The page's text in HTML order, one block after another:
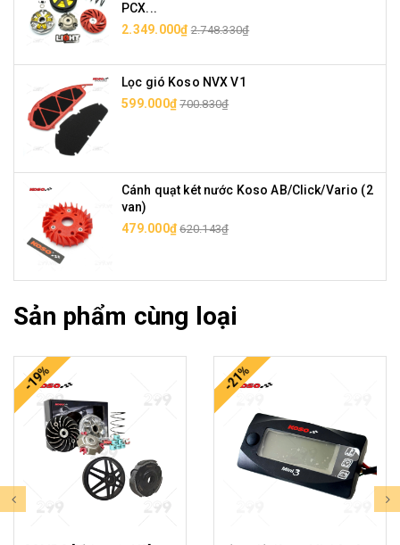
PCX...
2.349.000₫ 2.748.330₫
Lọc gió Koso NVX V1
599.000₫ 700.830₫
Cánh quạt két nước Koso AB/Click/Vario (2
van)
479.000₫ 620.143₫
Sản phẩm cùng loại
-19% -21%